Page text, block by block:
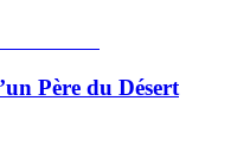
Père du Désert